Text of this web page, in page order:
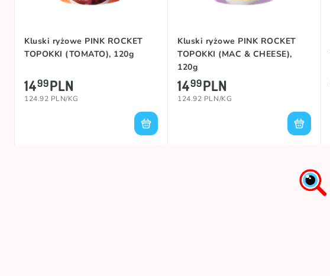
Kluski ryżowe PINK ROCKET
TOPOKKI (TOMATO), 120g
1499PLN
124.92 PLN/KG
Kluski ryżowe PINK ROCKET
TOPOKKI (MAC & CHEESE),
120g
1499PLN
124.92 PLN/KG